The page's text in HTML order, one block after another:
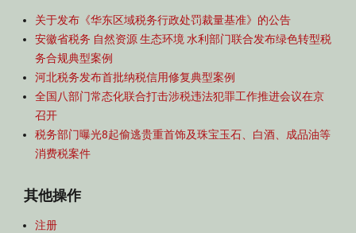
关于发布《华东区域税务行政处罚裁量基准》的公告
安徽省税务 自然资源 生态环境 水利部门联合发布绿色转型税
务合规典型案例
河北税务发布首批纳税信用修复典型案例
全国八部门常态化联合打击涉税违法犯罪工作推进会议在京
召开
税务部门曝光8起偷逃贵重首饰及珠宝玉石、白酒、成品油等
消费税案件
其他操作
注册